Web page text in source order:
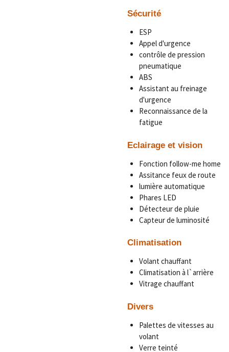
Sécurité
ESP
Appel d'urgence
contrôle de pression
pneumatique
ABS
Assistant au freinage
d'urgence
Reconnaissance de la
fatigue
Eclairage et vision
Fonction follow-me home
Assitance feux de route
lumière automatique
Phares LED
Détecteur de pluie
Capteur de luminosité
Climatisation
Volant chauffant
Climatisation à l`arrière
Vitrage chauffant
Divers
Palettes de vitesses au
volant
Verre teinté